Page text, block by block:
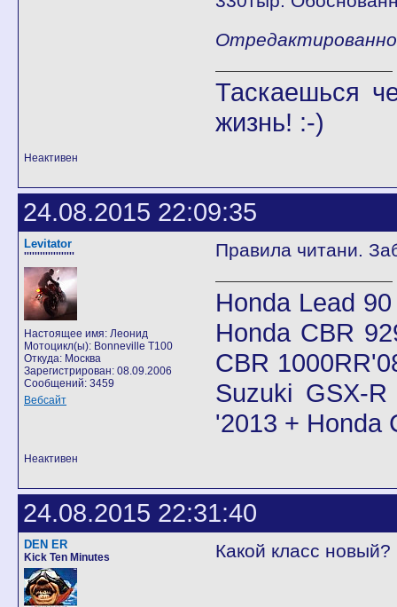
Таскаешься
жизнь! :-)
Неактивен
24.08.2015 22:09:35
Levitator
'''''''''''''''''''
Настоящее имя: Леонид
Мотоцикл(ы): Bonneville T100
Откуда: Москва
Зарегистрирован: 08.09.2006
Сообщений: 3459
Вебсайт
Правила читани.
Honda Lead
Honda CBR
CBR
Suzuki GSX-
'2013 + Honda
Неактивен
24.08.2015 22:31:40
DEN ER
Kick Ten Minutes Какой класс новый?